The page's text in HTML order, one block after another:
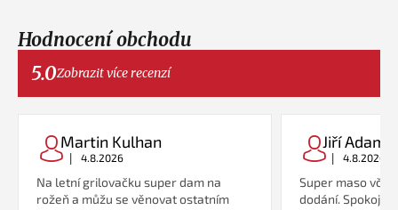
Hodnocení obchodu
5.0Zobrazit více recenzí
Martin Kulhan
| 4.8.2026
Na letní grilovačku super dam na
rožeň a můžu se věnovat ostatním
Jiří
| 4.8.2026
Super maso
dodání.